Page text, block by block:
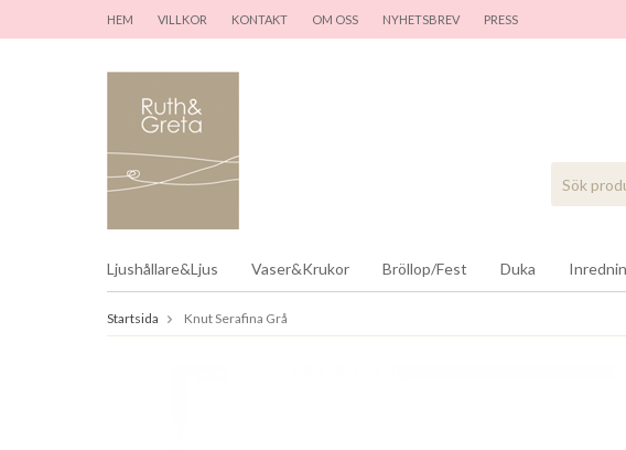
HEM VILLKOR KONTAKT OM OSS NYHETSBREV PRESS
Ljushållare&Ljus Vaser&Krukor Bröllop/Fest Duka
Startsida Knut Serafina Grå